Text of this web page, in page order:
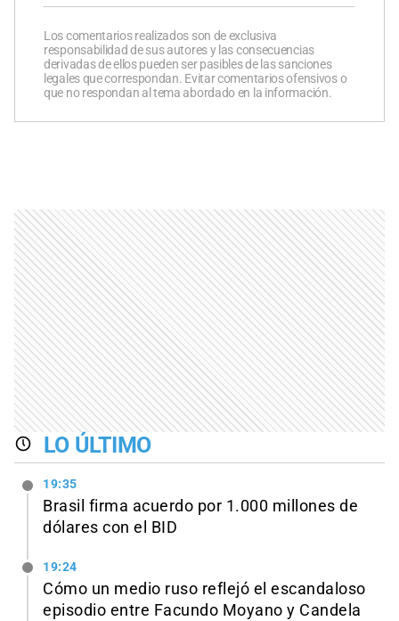
Los comentarios realizados son de exclusiva
responsabilidad de sus autores y las consecuencias
derivadas de ellos pueden ser pasibles de las sanciones
legales que correspondan. Evitar comentarios ofensivos o
que no respondan al tema abordado en la información.
LO ÚLTIMO
19:35
Brasil firma acuerdo por 1.000 millones de
dólares con el BID
19:24
Cómo un medio ruso reflejó el escandaloso
episodio entre Facundo Moyano y Candela